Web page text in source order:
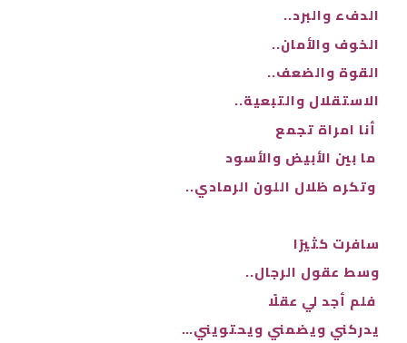
الدفء والبرد..
الخوف والأمان..
القوة والضعف..
الاستقلال والتبعية..
أنا امراة تجمع
ما بين الأبيض والأسود
وتكره ظلال اللون الرمادي..
سافرت كثيرًا
وسط عقول الرجال..
فلم أجد لي عقلًا
يدركني ويضمني ويحتويني…